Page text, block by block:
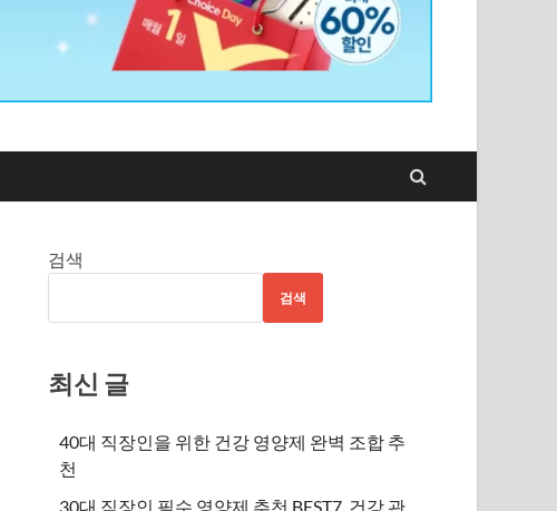
검색
검색
최신 글
40대 직장인을 위한 건강 영양제 완벽 조합 추
천
30대 직장인 필수 영양제 추천 BEST7, 건강 관